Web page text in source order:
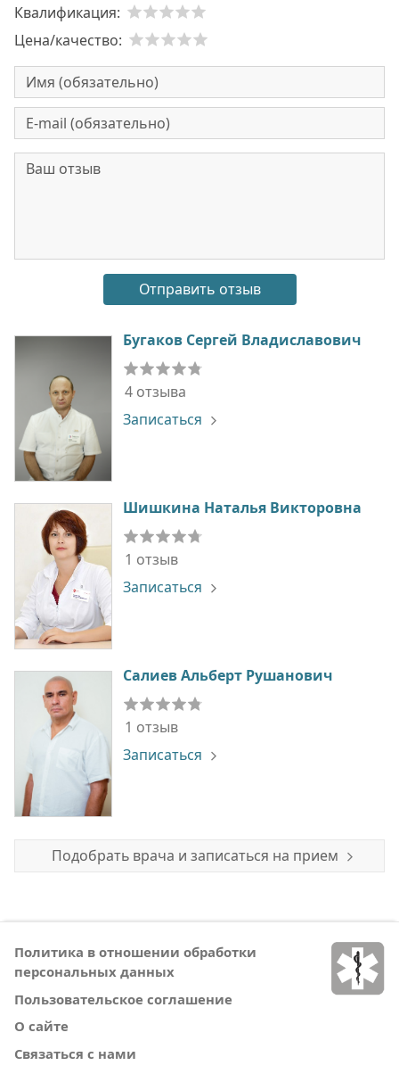
Квалификация:
Цена/качество:
Бугаков Сергей Владиславович
4 отзыва
Записаться
Шишкина Наталья Викторовна
1 отзыв
Записаться
Салиев Альберт Рушанович
1 отзыв
Записаться
Подобрать врача и записаться на прием
Политика в отношении обработки
персональных данных
Пользовательское соглашение
О сайте
Связаться с нами